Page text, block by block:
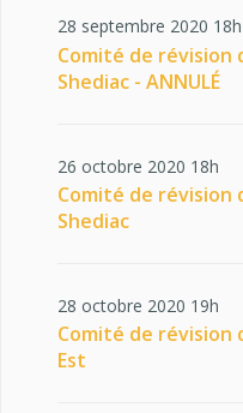
28 septembre 2020 18h
Comité de révision
Shediac - ANNULÉ
26 octobre 2020 18h
Comité de révision
Shediac
28 octobre 2020 19h
Comité de révision
Est